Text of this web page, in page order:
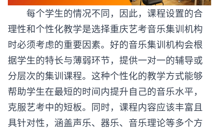
每个学生的情况不同，因此，课程设置的合
理性和个性化教学是选择重庆艺考音乐集训机构
时必须考虑的重要因素。好的音乐集训机构会根
据学生的特长与薄弱环节，提供一对一的辅导或
分层次的集训课程。这种个性化的教学方式能够
帮助学生在最短的时间内提升自己的音乐水平，
克服艺考中的短板。同时，课程内容应该丰富且
具针对性，涵盖声乐、器乐、音乐理论等多个方